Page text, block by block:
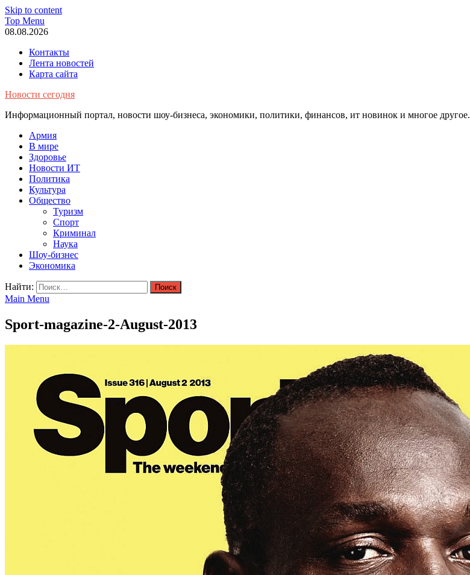
Skip to content
Top Menu
08.08.2026
Контакты
Лента новостей
Карта сайта
Новости сегодня
Информационный портал, новости шоу-бизнеса, экономики, политики, финансов, ит новинок и многое другое.
Армия
В мире
Здоровье
Новости ИТ
Политика
Культура
Общество
Туризм
Спорт
Криминал
Наука
Шоу-бизнес
Экономика
Найти:
Main Menu
Sport-magazine-2-August-2013